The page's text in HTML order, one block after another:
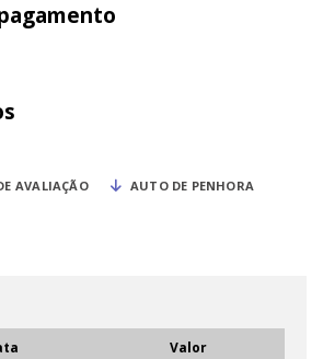
AVALIAÇÃO
AUTO DE PENHORA
Valor